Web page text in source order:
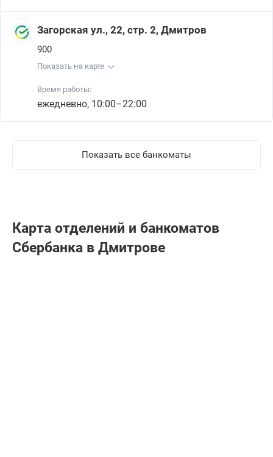
Загорская ул., 22, стр. 2, Дмитров
900
Показать на карте
Время работы:
ежедневно, 10:00–22:00
Показать все банкоматы
Карта отделений и банкоматов
Сбербанкa в Дмитрове